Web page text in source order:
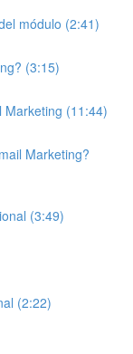
módulo (2:41)
(3:15)
Marketing (11:44)
Marketing?
(3:49)
(2:22)